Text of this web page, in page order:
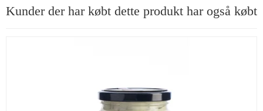
Kunder der har købt dette produkt har også købt